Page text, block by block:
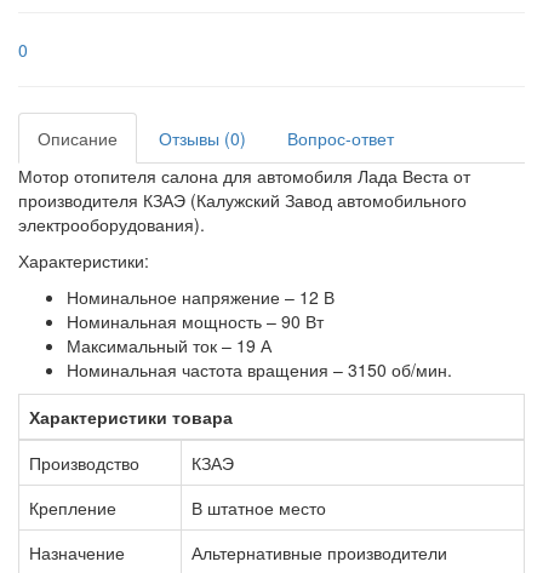
0
Описание Отзывы (0)
Вопрос-ответ
Мотор отопителя салона для автомобиля Лада Веста от
производителя КЗАЭ (Калужский Завод автомобильного
электрооборудования).
Характеристики:
Номинальное напряжение – 12 В
Номинальная мощность – 90 Вт
Максимальный ток – 19 А
Номинальная частота вращения – 3150 об/мин.
Характеристики товара
Производство
КЗАЭ
Крепление
В штатное место
Назначение
Альтернативные производители